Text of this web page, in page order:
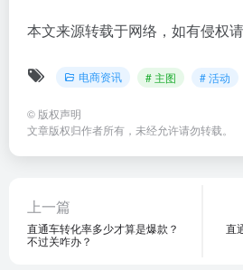
本文来源转载于网络，如有侵权请
电商资讯 # 主图 # 活动
© 版权声明
文章版权归作者所有，未经允许请勿转载。
上一篇
直通车转化率多少才算是爆款？
不过关咋办？
直